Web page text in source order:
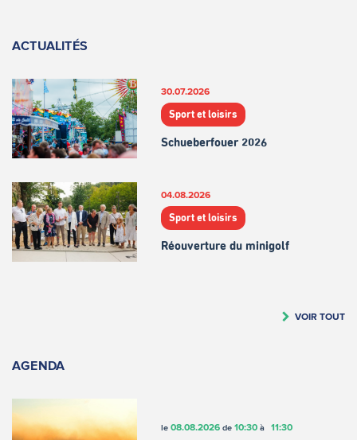
ACTUALITÉS
30.07.2026
Sport et loisirs
Schueberfouer 2026
04.08.2026
Sport et loisirs
Réouverture du minigolf
VOIR TOUT
AGENDA
le 08.08.2026de 10:30à 11:30